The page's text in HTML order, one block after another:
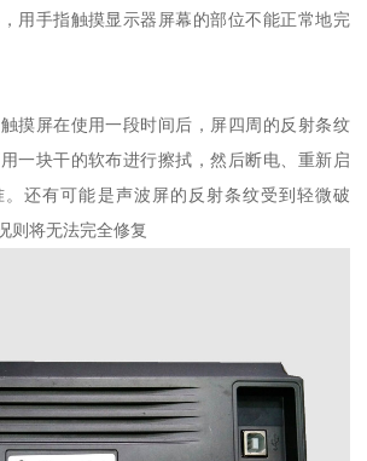
用手指触摸显示器屏幕的部位不能正常地完
摸屏在使用一段时间后，屏四周的反射条纹
一块干的软布进行擦拭，然后断电、重新启
还有可能是声波屏的反射条纹受到轻微破
则将无法完全修复